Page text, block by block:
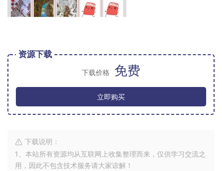
资源下载
下载价格 免费
立即购买
下载说明：
1、本站所有资源均从互联网上收集整理而来，仅供学习交流之
用，因此不包含技术服务请大家谅解！